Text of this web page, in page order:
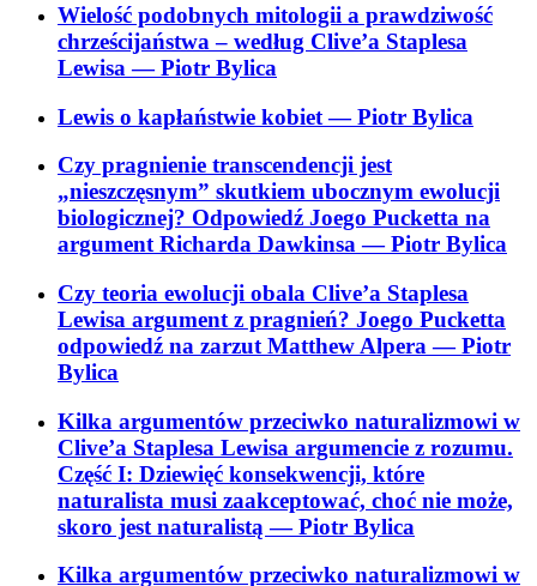
Wielość podobnych mitologii a prawdziwość
chrześcijaństwa – według Clive’a Staplesa
Lewisa— Piotr Bylica
Lewis o kapłaństwie kobiet— Piotr Bylica
Czy pragnienie transcendencji jest
„nieszczęsnym” skutkiem ubocznym ewolucji
biologicznej? Odpowiedź Joego Pucketta na
argument Richarda Dawkinsa— Piotr Bylica
Czy teoria ewolucji obala Clive’a Staplesa
Lewisa argument z pragnień? Joego Pucketta
odpowiedź na zarzut Matthew Alpera— Piotr
Bylica
Kilka argumentów przeciwko naturalizmowi w
Clive’a Staplesa Lewisa argumencie z rozumu.
Część I: Dziewięć konsekwencji, które
naturalista musi zaakceptować, choć nie może,
skoro jest naturalistą— Piotr Bylica
Kilka argumentów przeciwko naturalizmowi w